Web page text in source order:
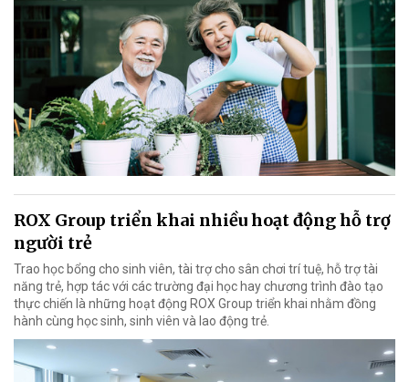
ROX Group triển khai nhiều hoạt động hỗ trợ
người trẻ
Trao học bổng cho sinh viên, tài trợ cho sân chơi trí tuệ, hỗ trợ tài
năng trẻ, hợp tác với các trường đại học hay chương trình đào tạo
thực chiến là những hoạt động ROX Group triển khai nhằm đồng
hành cùng học sinh, sinh viên và lao động trẻ.